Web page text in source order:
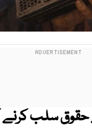
حقوق سلب